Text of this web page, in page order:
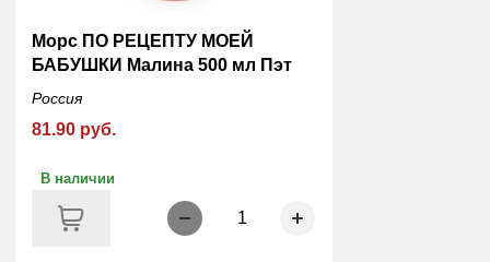
Морс ПО РЕЦЕПТУ МОЕЙ
БАБУШКИ Малина 500 мл Пэт
Россия
81.90 руб.
В наличии
1